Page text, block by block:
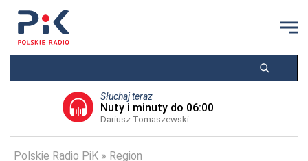
Słuchaj teraz
Nuty i minuty do 06:00
Dariusz Tomaszewski
Polskie Radio PiK Region